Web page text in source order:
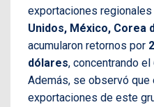
exportaciones regionales
Unidos, México, Corea
acumularon retornos por
dólares, concentrando
Además, se observó que
exportaciones de este